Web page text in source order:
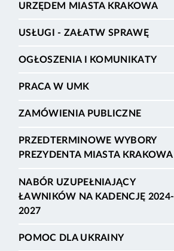
URZĘDEM MIASTA KRAKOWA
USŁUGI - ZAŁATW SPRAWĘ
OGŁOSZENIA I KOMUNIKATY
PRACA W UMK
ZAMÓWIENIA PUBLICZNE
PRZEDTERMINOWE WYBORY
PREZYDENTA MIASTA KRAKOWA
NABÓR UZUPEŁNIAJĄCY
ŁAWNIKÓW NA KADENCJĘ 2024-
2027
POMOC DLA UKRAINY